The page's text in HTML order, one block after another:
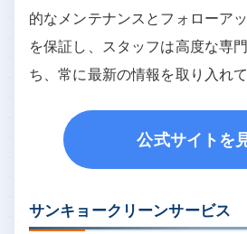
的なメンテナンスとフォローア
を保証し、スタッフは高度な専
ち、常に最新の情報を取り入れて
公式サイトを
サンキョークリーンサービス